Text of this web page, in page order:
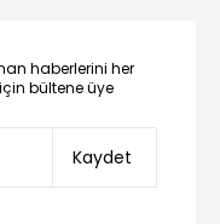
haberlerini her
bültene üye
Kaydet